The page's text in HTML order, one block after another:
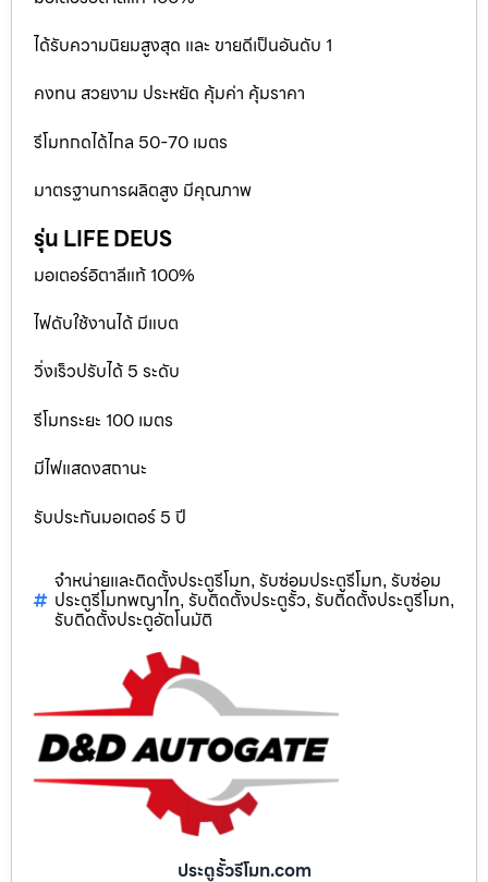
ได้รับความนิยมสูงสุด และ ขายดีเป็นอันดับ 1
คงทน สวยงาม ประหยัด คุ้มค่า คุ้มราคา
รีโมทกดได้ไกล 50-70 เมตร
มาตรฐานการผลิตสูง มีคุณภาพ
รุ่น LIFE DEUS
มอเตอร์อิตาลีแท้ 100%
ไฟดับใช้งานได้ มีแบต
วิ่งเร็วปรับได้ 5 ระดับ
รีโมทระยะ 100 เมตร
มีไฟแสดงสถานะ
รับประกันมอเตอร์ 5 ปี
จำหน่ายและติดตั้งประตูรีโมท, รับซ่อมประตูรีโมท, รับซ่อม
ประตูรีโมทพญาไท, รับติดตั้งประตูรั้ว, รับติดตั้งประตูรีโมท,
รับติดตั้งประตูอัตโนมัติ
ประตูรั้วรีโมท.com